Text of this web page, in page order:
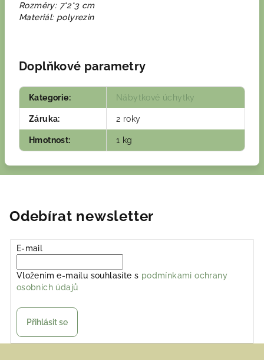
Rozměry: 7*2*3 cm
Materiál: polyrezin
Doplňkové parametry
Kategorie: Nábytkové úchytky
Záruka: 2 roky
Hmotnost: 1 kg
Odebírat newsletter
E-mail
Vložením e-mailu souhlasíte s podmínkami ochrany
osobních údajů
Přihlásit se